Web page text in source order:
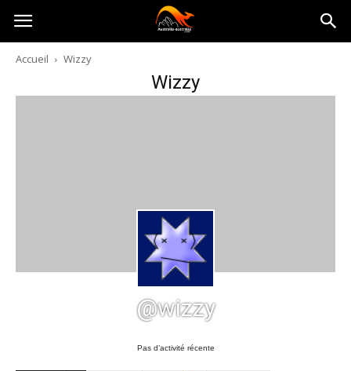
Australia-
australie.com
Accueil Wizzy
Wizzy
@wizzy
Pas d’activité récente